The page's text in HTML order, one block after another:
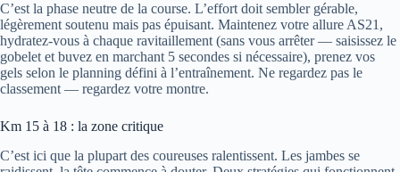
C’est la phase neutre de la course. L’effort doit sembler gérable,
légèrement soutenu mais pas épuisant. Maintenez votre allure AS21,
hydratez-vous à chaque ravitaillement (sans vous arrêter — saisissez le
gobelet et buvez en marchant 5 secondes si nécessaire), prenez vos
gels selon le planning défini à l’entraînement. Ne regardez pas le
classement — regardez votre montre.
Km 15 à 18 : la zone critique
C’est ici que la plupart des coureuses ralentissent. Les jambes se